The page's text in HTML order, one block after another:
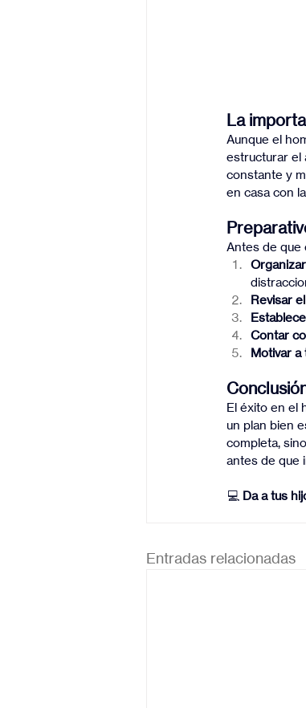
La
Aunque el
estructurar el
constante y
en casa con
Antes de que
Revisar
Contar
Motivar a
El éxito en el
un plan bien
completa,
antes de que
💻 Da a tus
Entradas relacionadas